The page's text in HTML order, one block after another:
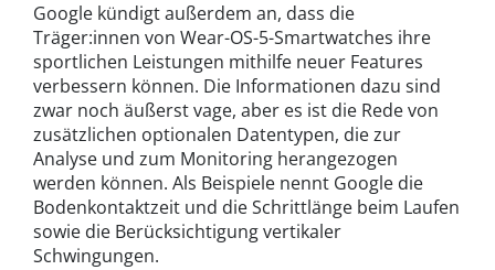
Google kündigt außerdem an, dass die
Träger:innen von Wear-OS-5-Smartwatches ihre
sportlichen Leistungen mithilfe neuer Features
verbessern können. Die Informationen dazu sind
zwar noch äußerst vage, aber es ist die Rede von
zusätzlichen optionalen Datentypen, die zur
Analyse und zum Monitoring herangezogen
werden können. Als Beispiele nennt Google die
Bodenkontaktzeit und die Schrittlänge beim Laufen
sowie die Berücksichtigung vertikaler
Schwingungen.